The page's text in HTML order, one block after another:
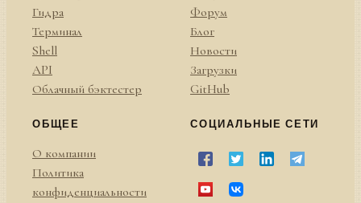
Гидра
Терминал
Shell
API
Облачный бэктестер
Форум
Блог
Новости
Загрузки
GitHub
ОБЩЕЕ
О компании
Политика
конфиденциальности
СОЦИАЛЬНЫЕ СЕТИ